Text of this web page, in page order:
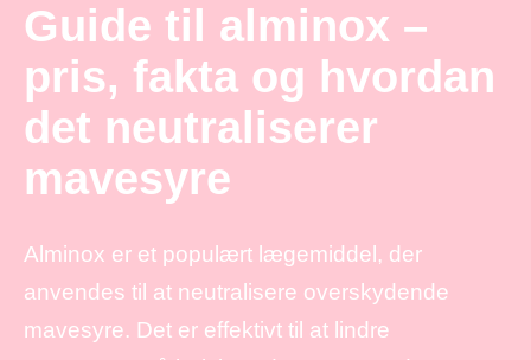
Guide til alminox –
pris, fakta og hvordan
det neutraliserer
mavesyre
Alminox er et populært lægemiddel, der
anvendes til at neutralisere overskydende
mavesyre. Det er effektivt til at lindre